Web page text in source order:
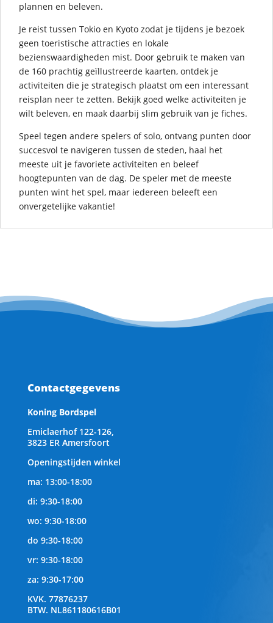
plannen en beleven.
Je reist tussen Tokio en Kyoto zodat je tijdens je bezoek
geen toeristische attracties en lokale
bezienswaardigheden mist. Door gebruik te maken van
de 160 prachtig geïllustreerde kaarten, ontdek je
activiteiten die je strategisch plaatst om een interessant
reisplan neer te zetten. Bekijk goed welke activiteiten je
wilt beleven, en maak daarbij slim gebruik van je fiches.
Speel tegen andere spelers of solo, ontvang punten door
succesvol te navigeren tussen de steden, haal het
meeste uit je favoriete activiteiten en beleef
hoogtepunten van de dag. De speler met de meeste
punten wint het spel, maar iedereen beleeft een
onvergetelijke vakantie!
Contactgegevens
Koning Bordspel
Emiclaerhof 122-126,
3823 ER Amersfoort
Openingstijden winkel
ma: 13:00-18:00
di: 9:30-18:00
wo: 9:30-18:00
do 9:30-18:00
vr: 9:30-18:00
za: 9:30-17:00
KVK. 77876237
BTW. NL861180616B01